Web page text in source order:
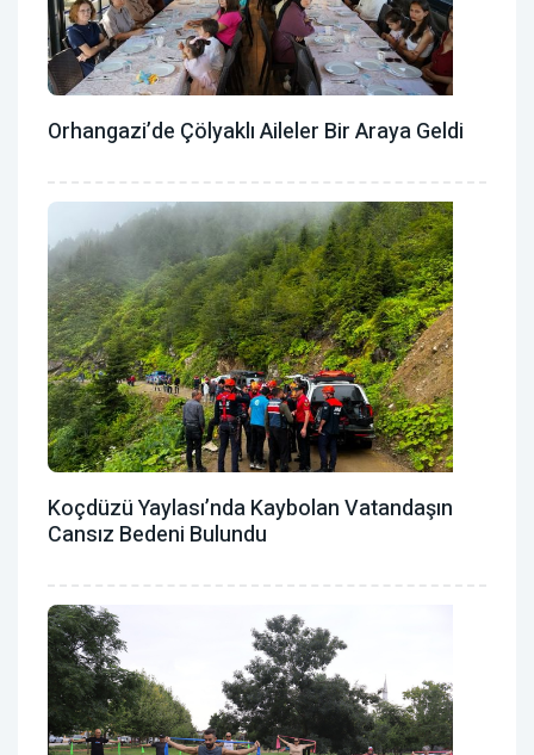
Orhangazi’de Çölyaklı Aileler Bir Araya Geldi
Koçdüzü Yaylası’nda Kaybolan Vatandaşın
Cansız Bedeni Bulundu